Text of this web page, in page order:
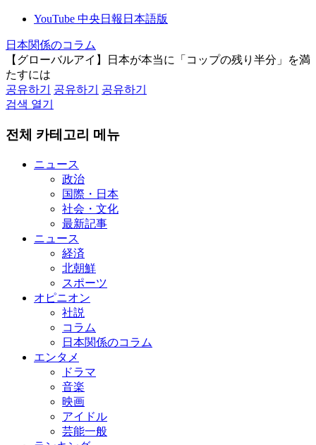
YouTube 中央日報日本語版
日本関係のコラム
【グローバルアイ】日本が本当に「コップの残り半分」を満
たすには
공유하기
공유하기
공유하기
검색 열기
전체 카테고리 메뉴
ニュース
政治
国際・日本
社会・文化
最新記事
ニュース
経済
北朝鮮
スポーツ
オピニオン
社説
コラム
日本関係のコラム
エンタメ
ドラマ
音楽
映画
アイドル
芸能一般